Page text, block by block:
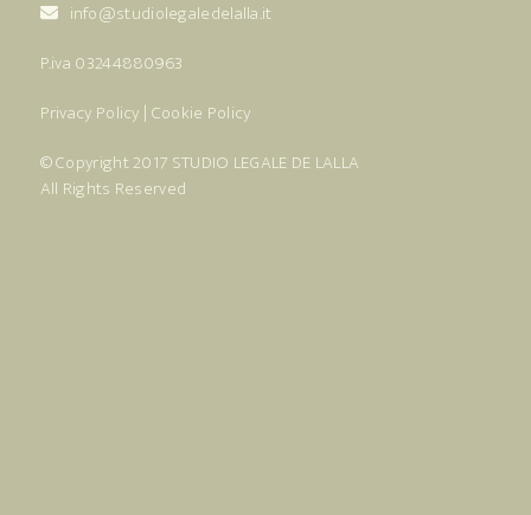
info@studiolegaledelalla.it
P.iva 03244880963
Privacy Policy | Cookie Policy
© Copyright 2017 STUDIO LEGALE DE LALLA
All Rights Reserved